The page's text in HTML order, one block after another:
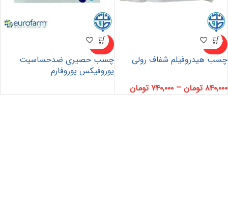
ناموجو
د
چسب هیدروفیلم شفاف رولی
۸۴۰,۰۰۰ تومان – ۷۴۰,۰۰۰ تومان
ناموجو
د
چسب حصیری ضدحساسیت
یوروفیکس یوروفارم